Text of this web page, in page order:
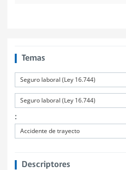
Temas
Seguro laboral (Ley 16.744)
Seguro laboral (Ley 16.744)
:
Accidente de trayecto
Descriptores